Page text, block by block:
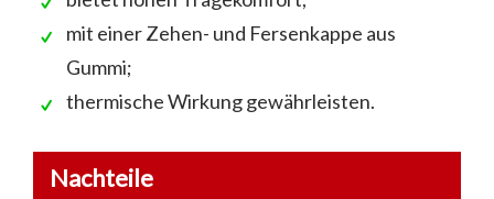
mit einer Zehen- und Fersenkappe aus
Gummi;
thermische Wirkung gewährleisten.
Nachteile